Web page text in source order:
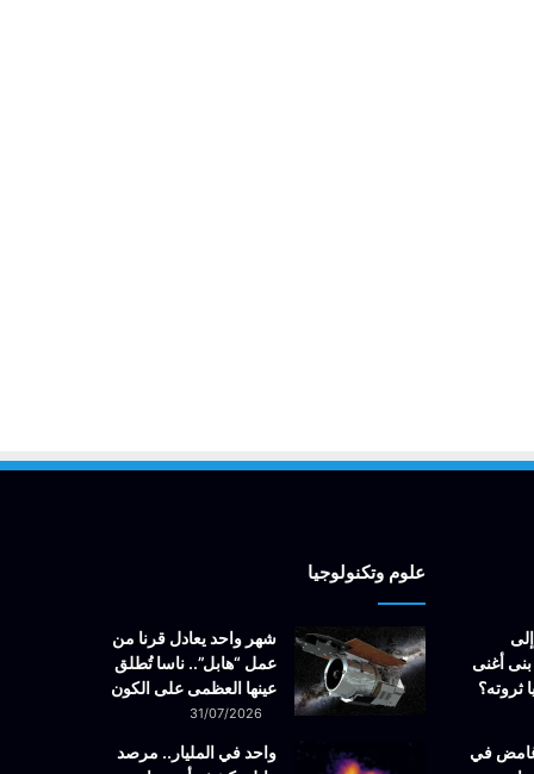
أغنى
ثروته؟
في
علوم وتكنولوجيا
شهر واحد يعادل قرنا من
عمل “هابل”.. ناسا تُطلق
عينها العظمى على الكون
31/07/2026
واحد في المليار.. مرصد